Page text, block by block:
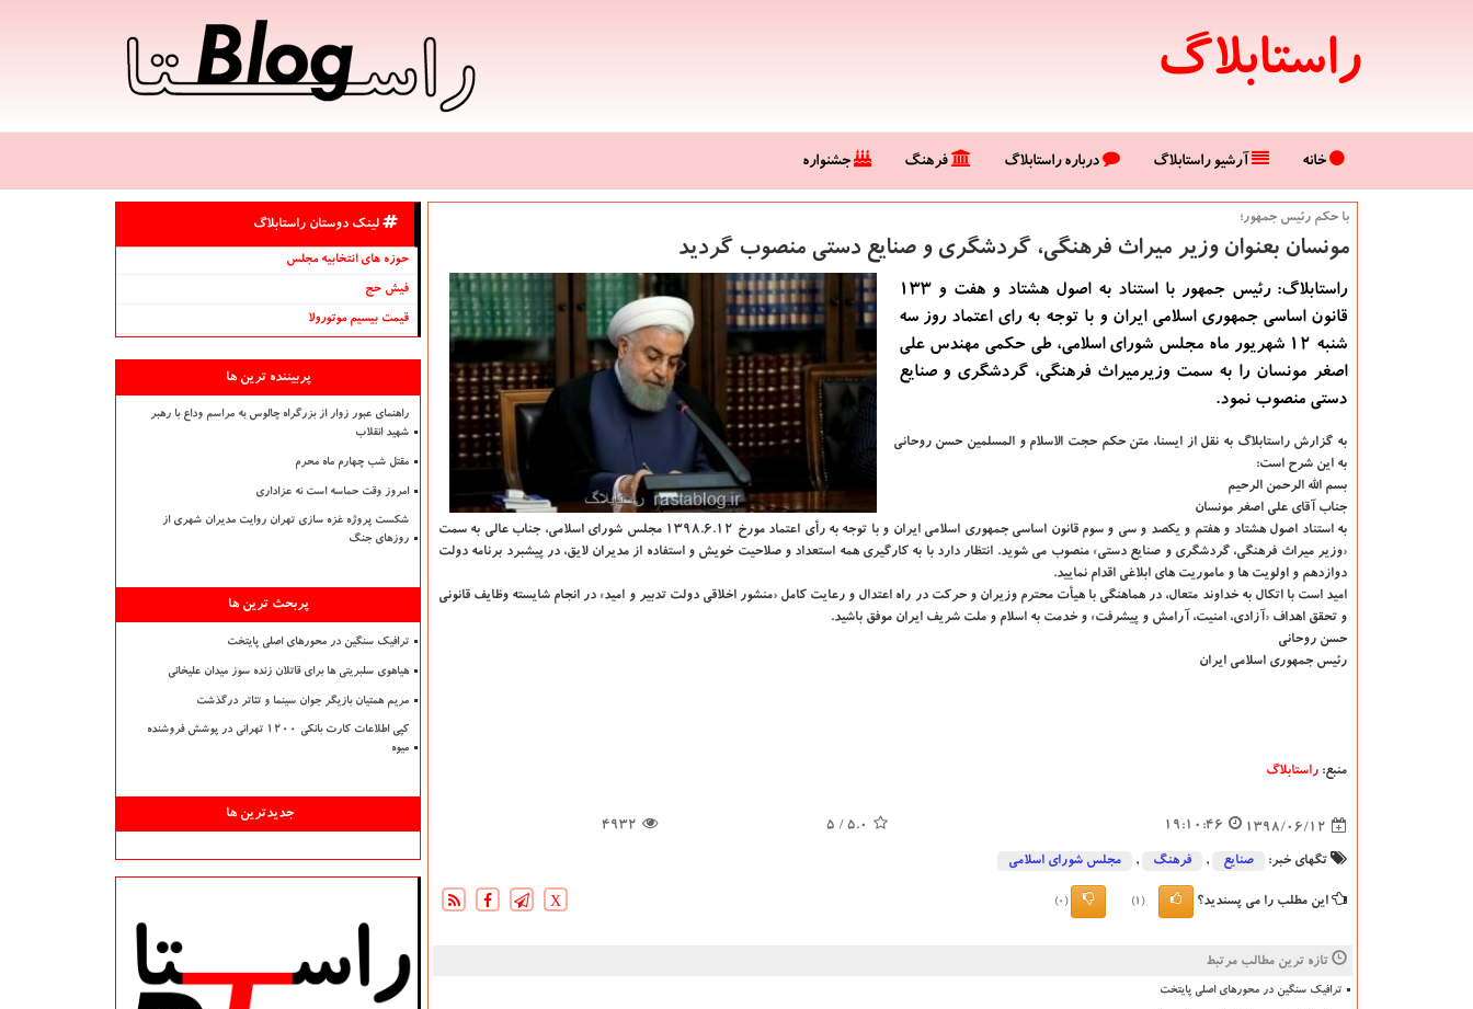
راستابلاگ
خانه آرشیو راستابلاگ درباره راستابلاگ فرهنگ جشنواره
با حكم رئیس جمهور؛
مونسان بعنوان وزیر میراث فرهنگی، گردشگری و صنایع دستی منصوب گردید
راستابلاگ: رئیس جمهور با استناد به اصول هشتاد و هفت و 133
قانون اساسی جمهوری اسلامی ایران و با توجه به رای اعتماد روز سه
شنبه 12 شهریور ماه مجلس شورای اسلامی، طی حكمی مهندس علی
اصغر مونسان را به سمت وزیرمیراث فرهنگی، گردشگری و صنایع
دستی منصوب نمود.
به گزارش راستابلاگ به نقل از ایسنا، متن حكم حجت الاسلام و المسلمین حسن روحانی
به این شرح است:
بسم الله الرحمن الرحیم
جناب آقای علی اصغر مونسان
به استناد اصول هشتاد و هفتم و یكصد و سی و سوم قانون اساسی جمهوری اسلامی ایران و با توجه به رأی اعتماد مورخ 1398.6.12 مجلس شورای اسلامی، جناب عالی به سمت
«وزیر میراث فرهنگی، گردشگری و صنایع دستی» منصوب می شوید. انتظار دارد با به كارگیری همه استعداد و صلاحیت خویش و استفاده از مدیران لایق، در پیشبرد برنامه دولت
دوازدهم و اولویت ها و ماموریت های ابلاغی اقدام نمایید.
امید است با اتكال به خداوند متعال، در هماهنگی با هیأت محترم وزیران و حركت در راه اعتدال و رعایت كامل «منشور اخلاقی دولت تدبیر و امید» در انجام شایسته وظایف قانونی
و تحقق اهداف «آزادی، امنیت، آرامش و پیشرفت» و خدمت به اسلام و ملت شریف ایران موفق باشید.
حسن روحانی
رئیس جمهوری اسلامی ایران
منبع: راستابلاگ
1398/06/12
19:10:46
5.0
/ 5
4932
تگهای خبر: صنایع , فرهنگ , مجلس شورای اسلامی
این مطلب را می پسندید؟ (1)
(0)
X
تازه ترین مطالب مرتبط
ترافیک سنگین در محورهای اصلی پایتخت
لینک دوستان راستابلاگ
حوزه های انتخابیه مجلس
فیش حج
قیمت بیسیم موتورولا
پربیننده ترین ها
راهنمای عبور زوار از بزرگراه چالوس به مراسم وداع با رهبر
شهید انقلاب
مقتل شب چهارم ماه محرم
امروز وقت حماسه است نه عزاداری
شکست پروژه غزه سازی تهران روایت مدیران شهری از
روزهای جنگ
پربحث ترین ها
ترافیک سنگین در محورهای اصلی پایتخت
هیاهوی سلبریتی ها برای قاتلان زنده سوز میدان علیخانی
مریم همتیان بازیگر جوان سینما و تئاتر درگذشت
کپی اطلاعات کارت بانکی ۱۲۰۰ تهرانی در پوشش فروشنده
میوه
جدیدترین ها